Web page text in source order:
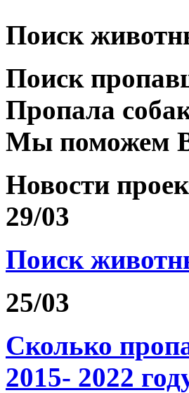
Поиск
Поиск
Пропала
Мы поможем
Новости
29/03
Поиск
25/03
Сколько
2015- 2022